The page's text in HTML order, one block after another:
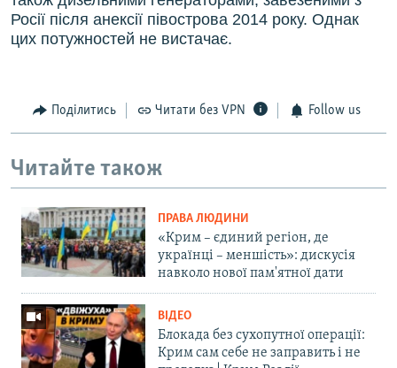
Росії після анексії півострова 2014 року. Однак
цих потужностей не вистачає.
Поділитись Читати без VPN Follow us
Читайте також
ПРАВА ЛЮДИНИ
«Крим – єдиний регіон, де
українці – меншість»: дискусія
навколо нової пам'ятної дати
ВІДЕО
Блокада без сухопутної операції:
Крим сам себе не заправить і не